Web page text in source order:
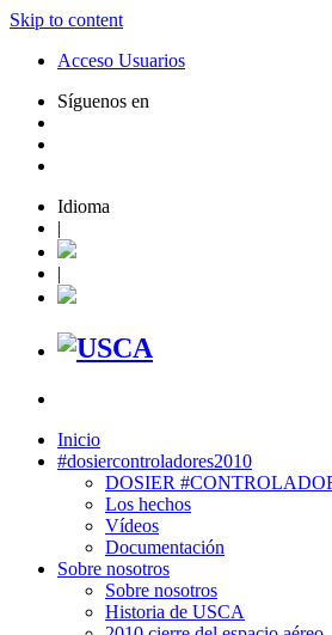
Skip to content
Acceso Usuarios
Síguenos en
Idioma
|
|
Inicio
#dosiercontroladores2010
DOSIER
Los hechos
Vídeos
Documentación
Sobre nosotros
Sobre nosotros
Historia de USCA